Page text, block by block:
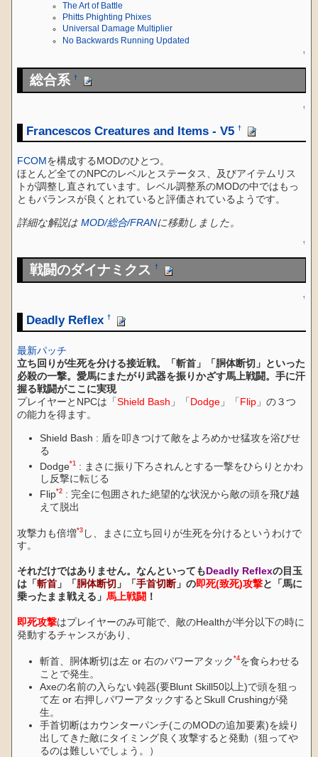
The Art of Battle
Phitts Phighting Phixes
Universal Damage Multiplier
No Backwards Running Updated
↑
総合系†
↑
Francescos Creatures and Items - V5 †
FCOMを構成するMODのひとつ。
ほとんど全てのNPCのレベルとステータス、及びアイテムリス
トが調整し直されています。レベル調整系のMODの中ではもっ
ともバランスが良くとれていると評価されているようです。
詳細な解説はMOD/総合/FRANに移動しました。
↑
戦闘のダイナミクス†
↑
Deadly Reflex †
最新パッチ
立ち回りが生死を分ける接近戦。「斬首」「胴体断切」といった
必殺の一撃。愛馬にまたがり武器を振りかざす馬上戦闘。手に汗
握る戦闘がここに実現
プレイヤーとNPCは「Shield Bash 」「Dodge 」「Flip 」の３つ
の能力を得ます。
Shield Bash : 盾を叩きつけて敵をよろめかせ猛攻を浴びせ
る
Dodge*1
: まさに振り下ろされんとする一撃をひらりとかわ
し反撃に転じる
Flip*2 : 完全に包囲された絶望的な状況から敵の頭を飛び越
えて脱出
攻撃力も倍増*3 し、まさに立ち回りが生死を分けるというわけで
す。
それだけではありません。なんといってもDeadly Reflexの目玉
は「斬首 」「胴体断切 」「手首切断」の即死(致死)攻撃と「馬に
乗ったまま戦える」馬上戦闘 ！
即死攻撃はプレイヤーのみ可能で、敵のHealthが半分以下の時に
発動するチャンスがあり、
斬首、胴体断切は左 or 右のパワーアタック*4を食らわせる
ことで発生。
Axeの名前の入らない鈍器(要Blunt Skill50以上)で頭を狙っ
て左 or 右押しパワーアタックするとSkull Crushingが発
生。
手首切断はカウンターパンチ(このMODの追加要素)を繰り
出してきた敵にタイミング良く攻撃すると発動（狙ってや
るのは難しいでしょう。）